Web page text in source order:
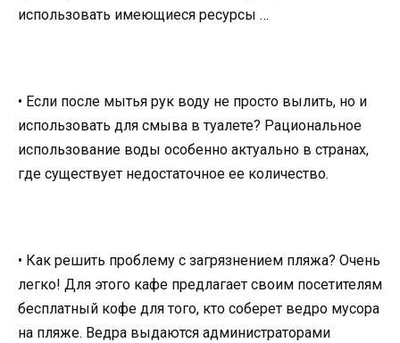
использовать имеющиеся ресурсы …
• Если после мытья рук воду не просто вылить, но и
использовать для смыва в туалете? Рациональное
использование воды особенно актуально в странах,
где существует недостаточное ее количество.
• Как решить проблему с загрязнением пляжа? Очень
легко! Для этого кафе предлагает своим посетителям
бесплатный кофе для того, кто соберет ведро мусора
на пляже. Ведра выдаются администраторами